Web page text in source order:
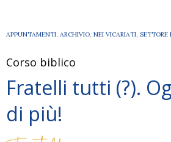
APPUNTAMENTI, ARCHIVIO, NEI VICARIATI, SETTORE
Corso biblico
Fratelli tutti (?).
di più!